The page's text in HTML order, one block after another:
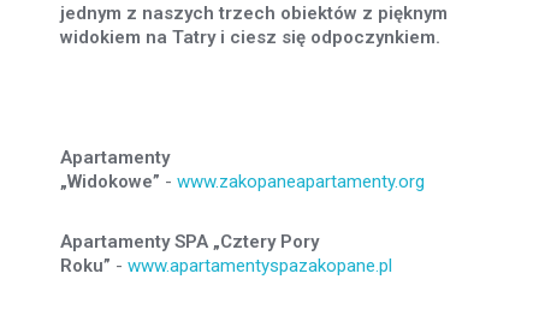
jednym z naszych trzech obiektów z pięknym
widokiem na Tatry i ciesz się odpoczynkiem.
Apartamenty
„Widokowe” - www.zakopaneapartamenty.org
Apartamenty SPA „Cztery Pory
Roku” - www.apartamentyspazakopane.pl